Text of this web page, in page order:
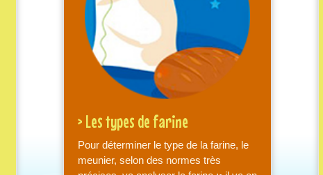
> Les types de farine
Pour déterminer le type de la farine, le
meunier, selon des normes très